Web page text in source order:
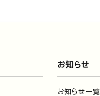
お知らせ
お知らせ一覧